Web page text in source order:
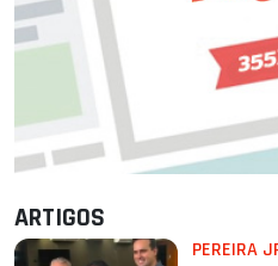
ARTIGOS
PEREIRA